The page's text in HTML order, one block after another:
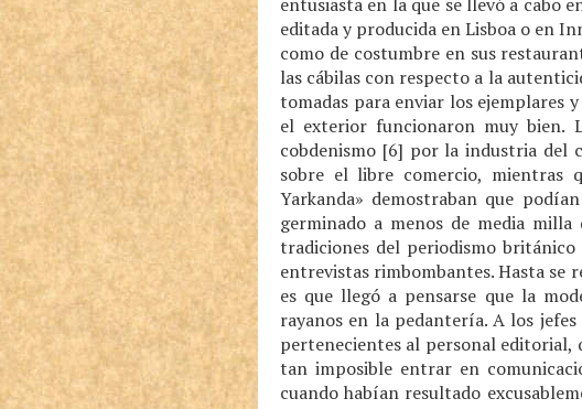
editada y producida en Lisboa o en
como de costumbre en sus
las cábilas con respecto a la
tomadas para enviar los ejemplares
el exterior funcionaron muy bien.
cobdenismo [6] por la industria del
sobre el libre comercio, mientras
Yarkanda» demostraban que
germinado a menos de media
tradiciones del periodismo británico
entrevistas rimbombantes. Hasta se
es que llegó a pensarse que la
rayanos en la pedantería. A los
pertenecientes al personal editorial,
tan imposible entrar en
cuando habían resultado